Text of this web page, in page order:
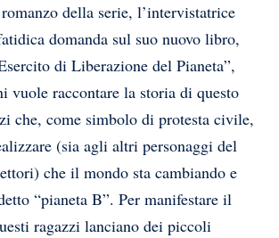
della serie, l’intervistatrice
domanda sul suo nuovo libro,
di Liberazione del Pianeta”,
vuole raccontare la storia di questo
che, come simbolo di protesta civile,
(sia agli altri personaggi del
che il mondo sta cambiando e
“pianeta B”. Per manifestare il
ragazzi lanciano dei piccoli